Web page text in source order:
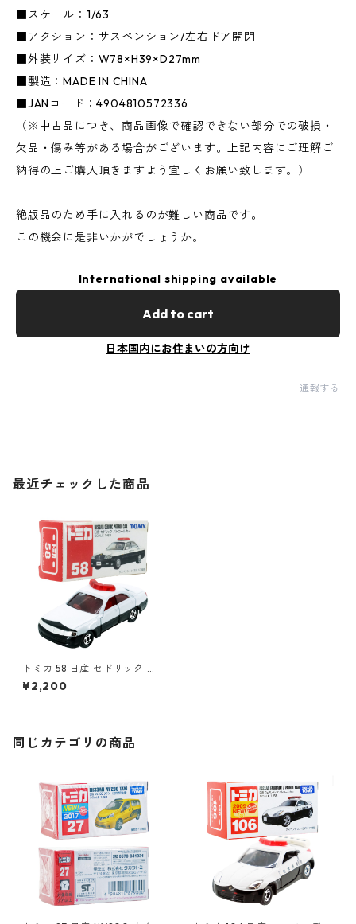
■スケール：1/63
■アクション：サスペンション/左右ドア開閉
■外装サイズ：W78×H39×D27mm
■製造：MADE IN CHINA
■JANコード：4904810572336
（※中古品につき、商品画像で確認できない部分での破損・
欠品・傷み等がある場合がございます。上記内容にご理解ご
納得の上ご購入頂きますよう宜しくお願い致します。）
絶版品のため手に入れるのが難しい商品です。
この機会に是非いかがでしょうか。
International shipping available
Add to cart
日本国内にお住まいの方向け
通報する
最近チェックした商品
トミカ 58 日産 セドリック パ
トロールカー #10572336
¥2,200
同じカテゴリの商品